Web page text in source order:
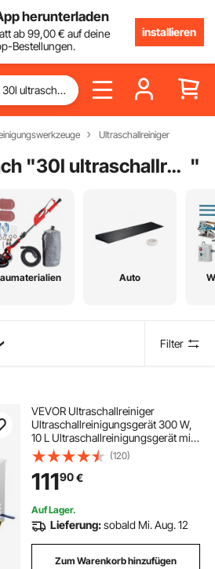
herunterladen
ab99,00€ auf deine
Bestellungen.
installieren
Ultraschallreiniger
" 30l ultraschallreinigungsgerät "
Auto
Filter
VEVOR Ultraschallreiniger
Ultraschallreinigungsgerät 300 W,
10 L Ultraschallreinigungsgerät mit
Digitaler Anzeige 0-30 Min,
Ultraschallreinigungsgerät für
Schmuck Brillen Uhren
(120)
11190€
Auf Lager.
Lieferung:sobald Mi. Aug. 12
Zum Warenkorb hinzufügen